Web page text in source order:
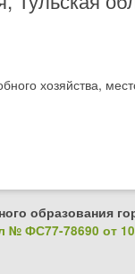
хозяйства,
образования
№ ФС77-78690 от